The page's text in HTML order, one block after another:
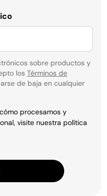
sobre productos y
los Términos de
de baja en cualquier
procesamos y
visite nuestra política